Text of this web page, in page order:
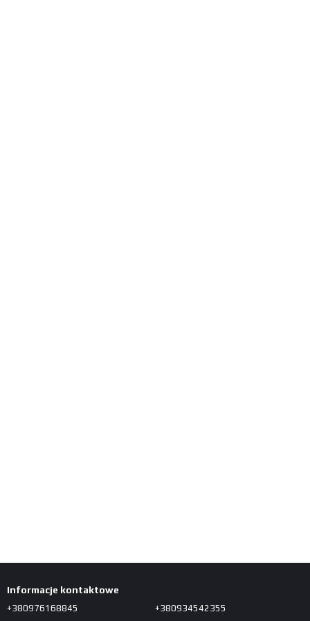
Informacje kontaktowe
+380976168845 +380934542355